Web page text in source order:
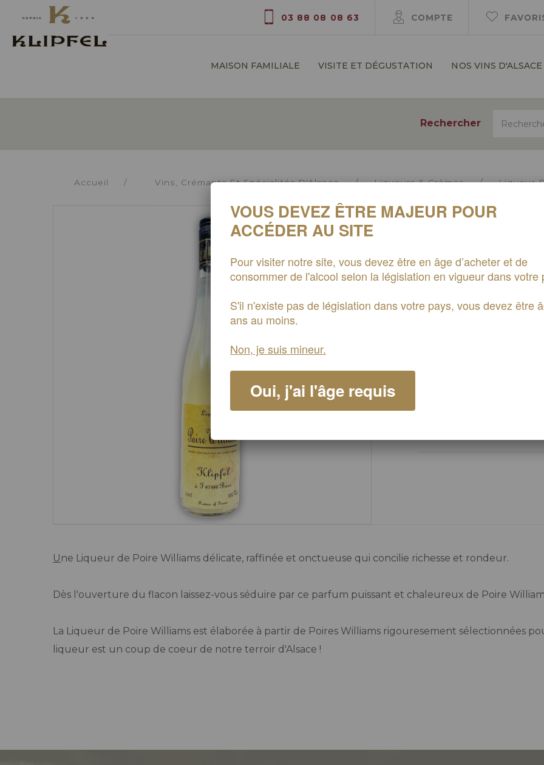
COMPTE
03 88 08 08 63
MAISON FAMILIALE VISITE ET DÉGUSTATION NOS VINS D'ALSACE
Rechercher
Accueil / Vins, Crémants Et Spécialités D'Alsace Liqueurs & Crèmes Liqueur
LIQUEUR
22,00 €
-
U ne Liqueur de Poire Williams délicate, raffinée et onctueuse qui concilie richesse et rondeur.
Dès l'ouverture du flacon laissez-vous séduire par ce parfum puissant et chaleureux de Poire
La Liqueur de Poire Williams est élaborée à partir de Poires Williams rigouresement sélectionnées
liqueur est un coup de coeur de notre terroir d'Alsace !
Gestion des cookies
VOUS DEVEZ ÊTRE MAJEUR POUR
ACCÉDER AU SITE
Pour visiter notre site, vous devez être en âge d’acheter et de
consommer de l'alcool selon la législation en vigueur dans votre
S'il n'existe pas de législation dans votre pays, vous devez être
ans au moins.
Non, je suis mineur.
Oui, j'ai l'âge requis